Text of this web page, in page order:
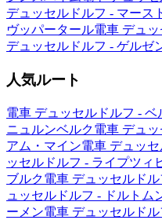
デュッセルドルフ - マース
ヴッパータール電車 デュ
デュッセルドルフ - ゲルゼ
人気ルート
電車 デュッセルドルフ - ベ
ニュルンベルク電車 デュ
アム・マイン電車 デュッ
ッセルドルフ - ライプツィ
ブルク電車 デュッセルド
ュッセルドルフ - ドルトム
ーメン電車 デュッセルド